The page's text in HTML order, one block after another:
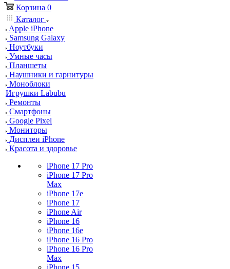
Корзина 0
Каталог
Apple iPhone
Samsung Galaxy
Ноутбуки
Умные часы
Планшеты
Наушники и гарнитуры
Моноблоки
Игрушки Labubu
Ремонты
Смартфоны
Google Pixel
Мониторы
Дисплеи iPhone
Красота и здоровье
iPhone 17 Pro
iPhone 17 Pro
Max
iPhone 17e
iPhone 17
iPhone Air
iPhone 16
iPhone 16e
iPhone 16 Pro
iPhone 16 Pro
Max
iPhone 15